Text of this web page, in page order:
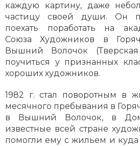
каждую картину, даже
частицу своей души. Он
поехать поработать на
Союза Художников в
Вышний Волочок
поучиться у признанных
хороших художников.
1982 г. стал поворотным в
месячного пребывания в
в Вышний Волочок, в Дом
известные всей стране
помогли ему с жильем и куда